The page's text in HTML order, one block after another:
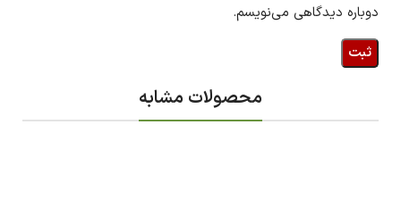
دوباره دیدگاهی می‌نویسم.
محصولات مشابه